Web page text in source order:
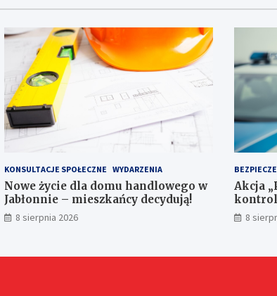
KONSULTACJE SPOŁECZNE WYDARZENIA
Nowe życie dla domu handlowego w
Jabłonnie – mieszkańcy decydują!
8 sierpnia 2026
Akcja
8